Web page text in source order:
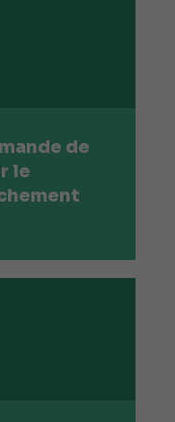
de
le